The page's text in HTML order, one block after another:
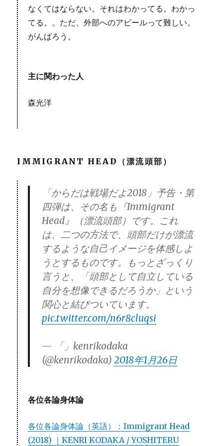
なくてはならない。それはわかってる。わかっ
てる。。ただ、外部へのアピールって難しい。
がんばろう。
主に関わった人
森光洋
IMMIGRANT HEAD（漂流頭部）
「からだは戦場だよ2018」予告・第
四弾は、その名も『Immigrant
Head』（漂流頭部）です。これ
は、二つの方法で、頭部だけが漂流
するような自己イメージを体感しよ
うとするものです。もっとざっくり
言うと、「頭部として自立している
自分を想像できるだろうか」という
関心と結びついています。
pic.twitter.com/n6r8cluqsi
— 「」kenrikodaka
(@kenrikodaka)2018年1月26日
各位各論身体論
各位各論身体論（英語）：Immigrant Head
(2018) ｜KENRI KODAKA / YOSHITERU